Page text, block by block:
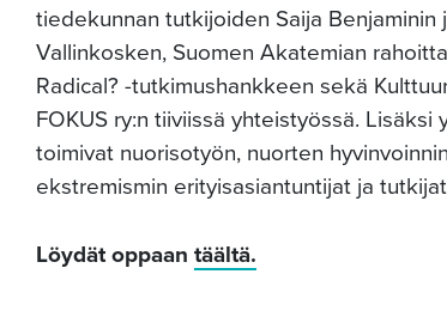
tiedekunnan tutkijoiden Saija Benjaminin
Vallinkosken, Suomen Akatemian
Radical? -tutkimushankkeen sekä
FOKUS ry:n tiiviissä yhteistyössä. Lisäksi
toimivat nuorisotyön, nuorten
ekstremismin erityisasiantuntijat ja
Löydät oppaan täältä.